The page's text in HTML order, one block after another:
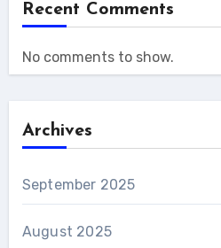
Recent Comments
No comments to show.
Archives
September 2025
August 2025